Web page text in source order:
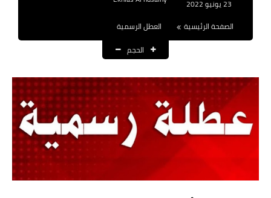
العقود والاجور اليومية
الرواتب
القروض والسلف
المنح المالية
قطع الاراضي
الصفحة الرئيسية
العطل الرسمية
الحجم